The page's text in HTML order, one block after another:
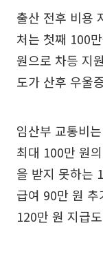
출산 전후 비용
처는 첫째 100
원으로 차등 지
도가 산후 우울
임산부 교통비
최대 100만 원
을 받지 못하는
급여 90만 원
120만 원 지급